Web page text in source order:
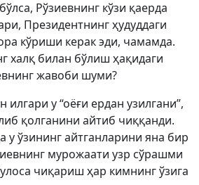
Рўзиевнинг кўзи қаерда
Президентнинг ҳудуддаги
кўриши керак эди, чамамда.
халқ билан бўлиш ҳақидаги
жавоби шуми?
илгари у “оёғи ердан узилгани”,
қолганини айтиб чиққанди.
у ўзининг айтганларини яна бир
мурожаати узр сўрашми
чиқариш ҳар кимнинг ўзига